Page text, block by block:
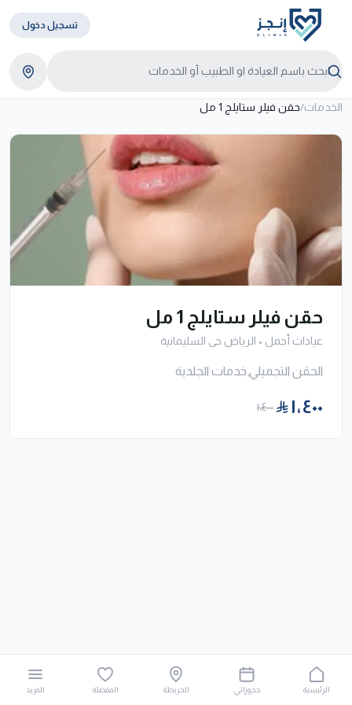
تسجيل دخول
الخدمات/حقن فيلر ستايلج 1 مل
حقن فيلر ستايلج 1 مل
عيادات أجمل • الرياض حى السليمانية
الحقن التجميلي,خدمات الجلدية
١٬٤٠٠ ١٬٤٠٠
الرئيسية حجوزاتي الخريطة المفضلة المزيد